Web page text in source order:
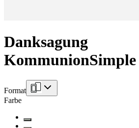
Danksagung
KommunionSimple
Format
Farbe